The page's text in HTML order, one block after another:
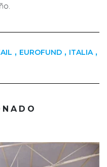
, EUROFUND , ITALIA ,